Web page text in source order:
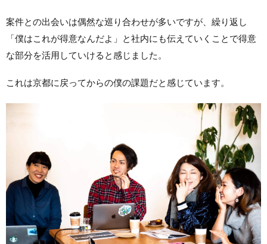
案件との出会いは偶然な巡り合わせが多いですが、繰り返し
「僕はこれが得意なんだよ」と社内にも伝えていくことで得意
な部分を活用していけると感じました。
これは京都に戻ってからの僕の課題だと感じています。